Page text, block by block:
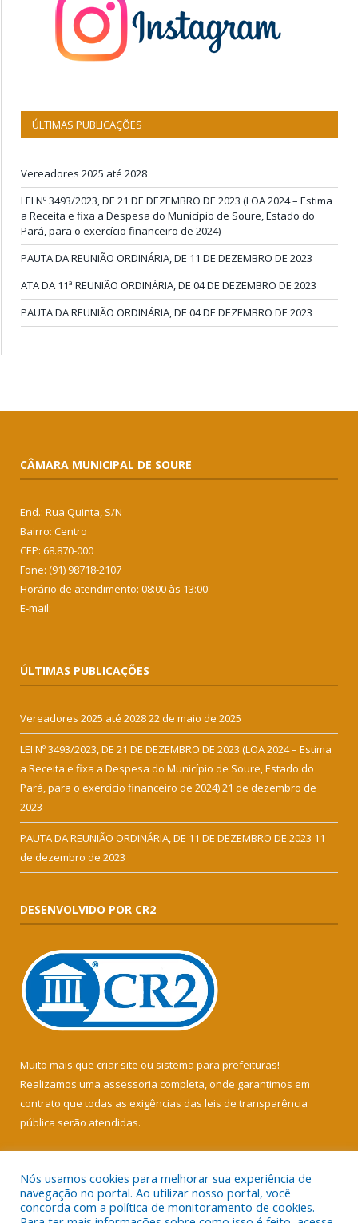
ÚLTIMAS PUBLICAÇÕES
Vereadores 2025 até 2028
LEI Nº 3493/2023, DE 21 DE DEZEMBRO DE 2023 (LOA 2024 – Estima
a Receita e fixa a Despesa do Município de Soure, Estado do
Pará, para o exercício financeiro de 2024)
PAUTA DA REUNIÃO ORDINÁRIA, DE 11 DE DEZEMBRO DE 2023
ATA DA 11ª REUNIÃO ORDINÁRIA, DE 04 DE DEZEMBRO DE 2023
PAUTA DA REUNIÃO ORDINÁRIA, DE 04 DE DEZEMBRO DE 2023
CÂMARA MUNICIPAL DE SOURE
End.: Rua Quinta, S/N
Bairro: Centro
CEP: 68.870-000
Fone: (91) 98718-2107
Horário de atendimento: 08:00 às 13:00
E-mail:
ÚLTIMAS PUBLICAÇÕES
Vereadores 2025 até 202822 de maio de 2025
LEI Nº 3493/2023, DE 21 DE DEZEMBRO DE 2023 (LOA 2024 – Estima
a Receita e fixa a Despesa do Município de Soure, Estado do
Pará, para o exercício financeiro de 2024)21 de dezembro de
2023
PAUTA DA REUNIÃO ORDINÁRIA, DE 11 DE DEZEMBRO DE 2023 11
de dezembro de 2023
DESENVOLVIDO POR CR2
Muito mais que criar site ou sistema para prefeituras!
Realizamos uma assessoria completa, onde garantimos em
contrato que todas as exigências das leis de transparência
pública serão atendidas.
Nós usamos cookies para melhorar sua experiência de
navegação no portal. Ao utilizar nosso portal, você
concorda com a política de monitoramento de cookies.